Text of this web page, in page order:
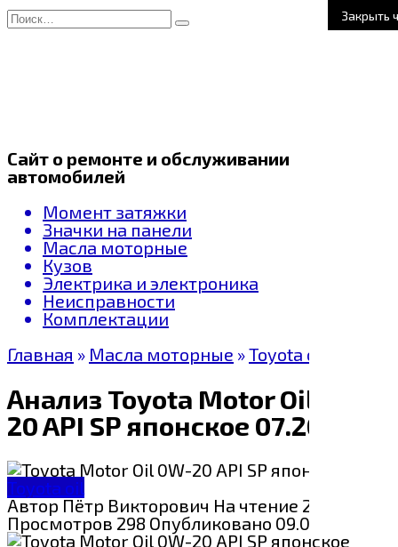
Закрыть
Перейти
к
Search
for:
Сайт о ремонте и обслуживании
автомобилей
Момент затяжки
Значки на панели
Масла моторные
Кузов
Электрика и электроника
Неисправности
Комплектации
Главная » Масла моторные »Toyota oil
Анализ Toyota Motor Oil 0W-
20 API SP японское 07.2023
Toyota oil
АвторПётр Викторович На чтение 2 мин
Просмотров 298 Опубликовано 09.07.2024